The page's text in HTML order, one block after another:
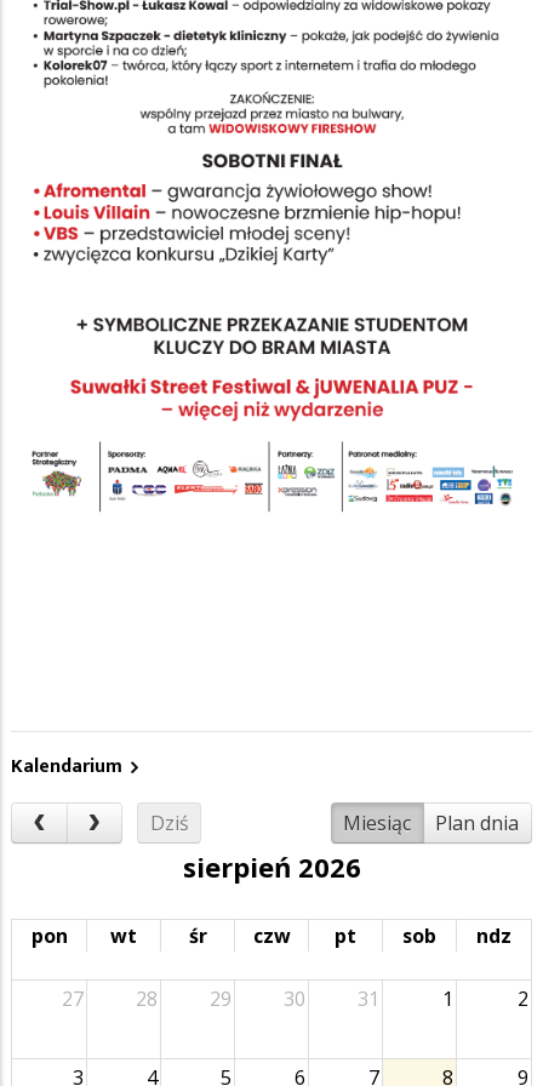
Kalendarium
Dziś Miesiąc Plan dnia
sierpień 2026
pon wt śr czw pt sob ndz
27 28 29 30 31 1 2
3 4 5 6 7 8 9